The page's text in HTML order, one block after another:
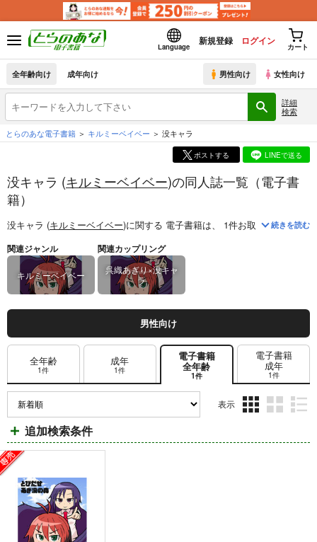
Language
新規登録 ログイン
カート
全年齢向け 成年向け 男性向け 女性向け
詳細
検索
とらのあな電子書籍 キルミーベイベー 没キャラ
ポストする LINEで送る
没キャラ (キルミーベイベー)の同人誌一覧（電子書
籍）
没キャラ (キルミーベイベー)に関する 電子書籍は、 1件お取り扱いがござ
続きを読む
関連ジャンル
キルミーベイベー
関連カップリング
呉織あぎり×没キャ
ラ
男性向け
全年齢
1件
成年
1件
電子書籍
全年齢
1件
電子書籍
成年
1件
表示
ム
ム
ム
追加検索条件